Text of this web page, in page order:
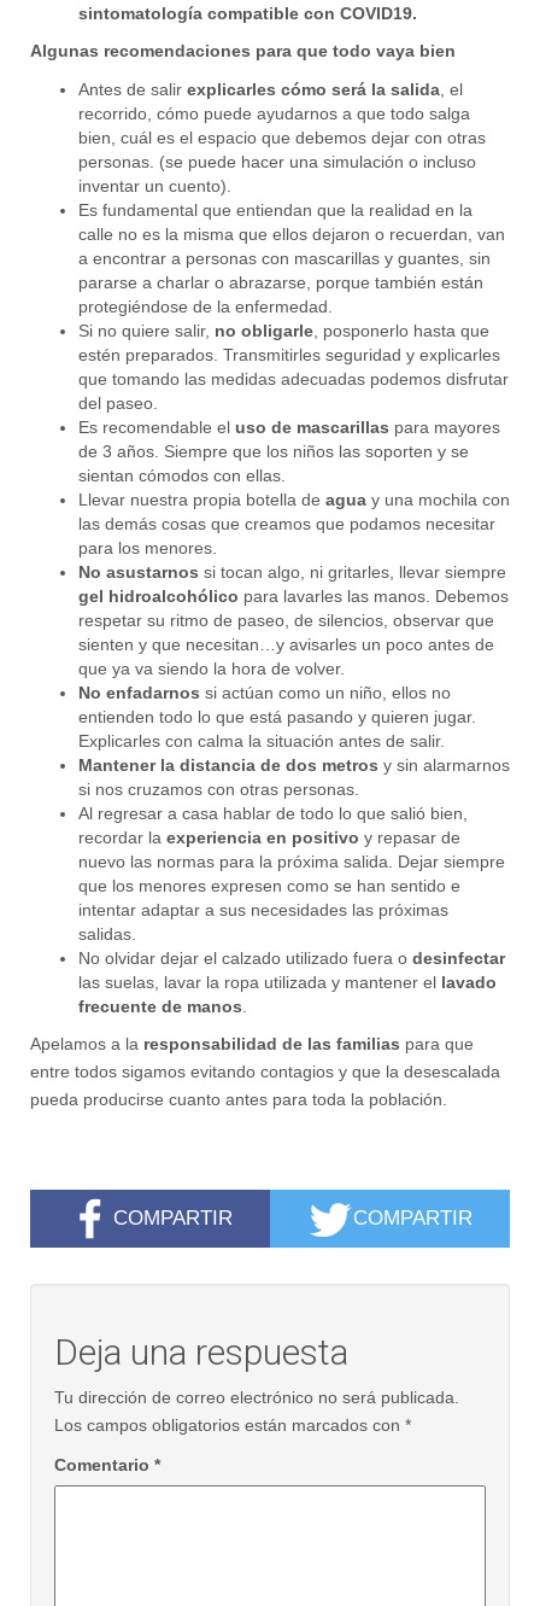
sintomatología compatible con COVID19.
Algunas recomendaciones para que todo vaya bien
Antes de salir explicarles cómo será la salida , el
recorrido, cómo puede ayudarnos a que todo salga
bien, cuál es el espacio que debemos dejar con otras
personas. (se puede hacer una simulación o incluso
inventar un cuento).
Es fundamental que entiendan que la realidad en la
calle no es la misma que ellos dejaron o recuerdan, van
a encontrar a personas con mascarillas y guantes, sin
pararse a charlar o abrazarse, porque también están
protegiéndose de la enfermedad.
Si no quiere salir, no obligarle , posponerlo hasta que
estén preparados. Transmitirles seguridad y explicarles
que tomando las medidas adecuadas podemos disfrutar
del paseo.
Es recomendable el uso de mascarillas para mayores
de 3 años. Siempre que los niños las soporten y se
sientan cómodos con ellas.
Llevar nuestra propia botella de agua y una mochila con
las demás cosas que creamos que podamos necesitar
para los menores.
No asustarnos si tocan algo, ni gritarles, llevar siempre
gel hidroalcohólico para lavarles las manos. Debemos
respetar su ritmo de paseo, de silencios, observar que
sienten y que necesitan…y avisarles un poco antes de
que ya va siendo la hora de volver.
No enfadarnos si actúan como un niño, ellos no
entienden todo lo que está pasando y quieren jugar.
Explicarles con calma la situación antes de salir.
Mantener la distancia de dos metros y sin alarmarnos
si nos cruzamos con otras personas.
Al regresar a casa hablar de todo lo que salió bien,
recordar la experiencia en positivo y repasar de
nuevo las normas para la próxima salida. Dejar siempre
que los menores expresen como se han sentido e
intentar adaptar a sus necesidades las próximas
salidas.
No olvidar dejar el calzado utilizado fuera o desinfectar
las suelas, lavar la ropa utilizada y mantener el lavado
frecuente de manos
Apelamos a la responsabilidad de las familias para que
entre todos sigamos evitando contagios y que la desescalada
pueda producirse cuanto antes para toda la población.
COMPARTIR COMPARTIR
Deja una respuesta
Tu dirección de correo electrónico no será publicada.
Los campos obligatorios están marcados con *
Comentario *